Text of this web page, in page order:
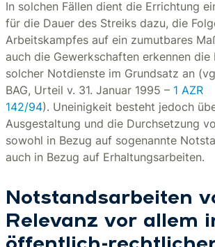
In solchen Fällen dient die Errichtung
für die Dauer des Streiks dazu, die
Arbeitskampfes auf ein zumutbares
auch die Gewerkschaften erkennen
solcher Notdienste im Grundsatz an
BAG, Urteil v. 31. Januar 1995 – 1 AZR
142/94). Uneinigkeit besteht jedoch
Ausgestaltung und die Durchsetzung
sowohl in Bezug auf sogenannte
auch in Bezug auf Erhaltungsarbeiten.
Notstandsarbeiten
Relevanz vor allem